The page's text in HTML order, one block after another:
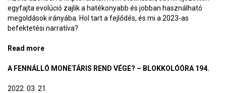
egyfajta evolúció zajlik a hatékonyabb és jobban használható
megoldások irányába. Hol tart a fejlődés, és mi a 2023-as
befektetési narratíva?
Read more
A FENNÁLLÓ MONETÁRIS REND VÉGE? – BLOKKOLÓÓRA 194.
2022. 03. 21.